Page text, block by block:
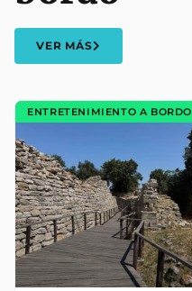
VER MÁS
ENTRETENIMIENTO A BORDO